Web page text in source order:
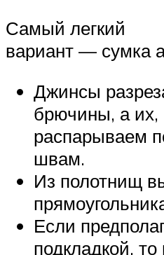
Самый легкий
вариант — сумка
Джинсы
брючины, а их,
распарываем
швам.
Из полотнищ
Если
подкладкой, то